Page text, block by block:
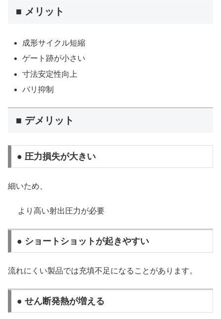
■ メリット
成形サイクル短縮
ゲート跡が小さい
寸法安定性向上
バリ抑制
■ デメリット
● 圧力損失が大きい
細いため、
より高い射出圧力が必要
● ショートショットが起きやすい
流れにくい製品では充填不足になることがあります。
● せん断発熱が増える